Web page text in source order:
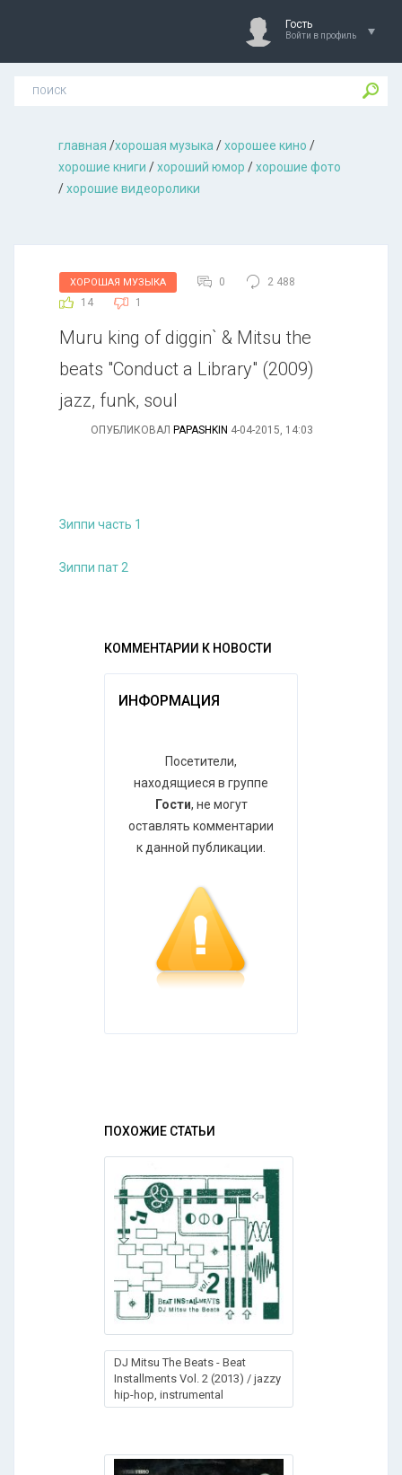
Гость
Войти в профиль
главная /хорошая музыкa /хорошее кино /
хорошие книги /хороший юмор /хорошие фото
/хорошие видеоролики
ХОРОШАЯ МУЗЫКА 0
2 488
14
1
Muru king of diggin` & Mitsu the
beats "Conduct a Library" (2009)
jazz, funk, soul
ОПУБЛИКОВАЛ PAPASHKIN 4-04-2015, 14:03
Зиппи часть 1
Зиппи пат 2
КОММЕНТАРИИ К НОВОСТИ
ИНФОРМАЦИЯ
Посетители,
находящиеся в группе
Гости, не могут
оставлять комментарии
к данной публикации.
ПОХОЖИЕ СТАТЬИ
DJ Mitsu The Beats - Beat
Installments Vol. 2 (2013) / jazzy
hip-hop, instrumental